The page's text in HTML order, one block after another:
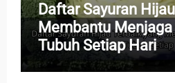
Daftar Sayuran
Membantu
Tubuh Setiap Hari